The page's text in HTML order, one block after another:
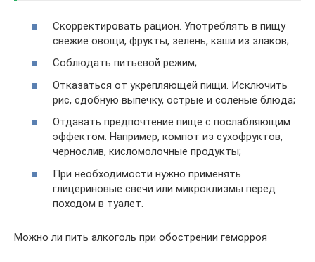
Скорректировать рацион. Употреблять в пищу
свежие овощи, фрукты, зелень, каши из злаков;
Соблюдать питьевой режим;
Отказаться от укрепляющей пищи. Исключить
рис, сдобную выпечку, острые и солёные блюда;
Отдавать предпочтение пище с послабляющим
эффектом. Например, компот из сухофруктов,
чернослив, кисломолочные продукты;
При необходимости нужно применять
глицериновые свечи или микроклизмы перед
походом в туалет.
Можно ли пить алкоголь при обострении геморроя